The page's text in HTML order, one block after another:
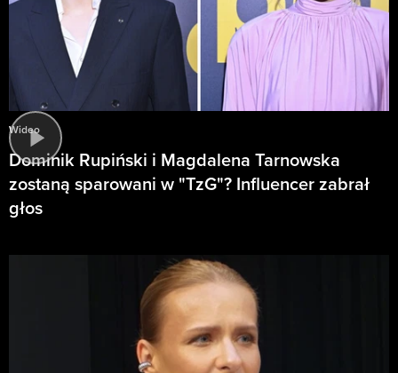
Wideo
Dominik Rupiński i Magdalena Tarnowska
zostaną sparowani w "TzG"? Influencer zabrał
głos